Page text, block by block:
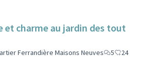
au jardin des tout
Ferrandière Maisons Neuves 5
24